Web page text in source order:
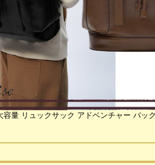
容量 リュックサック アドベンチャー バッ